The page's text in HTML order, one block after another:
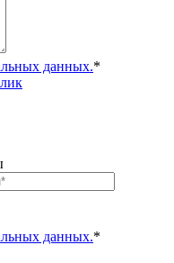
данных.*
данных.*